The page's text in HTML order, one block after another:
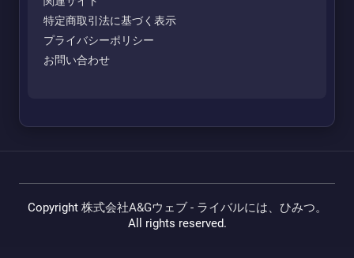
特定商取引法に基づく表示
プライバシーポリシー
お問い合わせ
Copyright 株式会社A&Gウェブ - ライバルには、ひみつ。
All rights reserved.